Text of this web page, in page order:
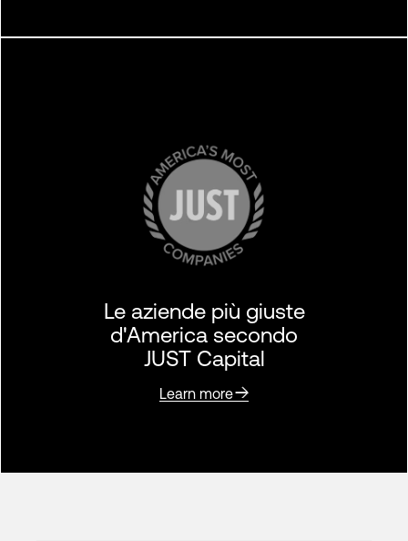
Le aziende più giuste
d'America secondo
JUST Capital
Learn more